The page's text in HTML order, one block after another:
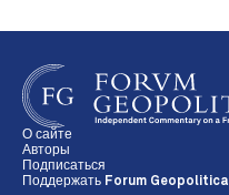
О сайте
Авторы
Подписаться
Поддержать Forum Geopolitica